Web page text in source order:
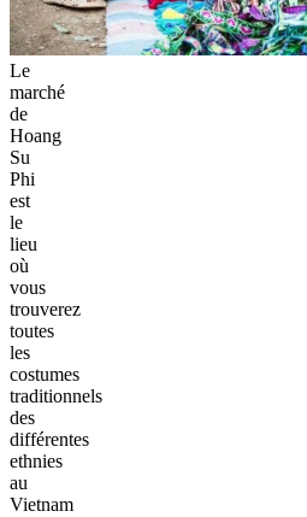
Le
marché
de
Hoang
Su
Phi
est
le
lieu
où
vous
trouverez
toutes
les
costumes
traditionnels
des
différentes
ethnies
au
Vietnam